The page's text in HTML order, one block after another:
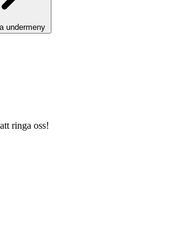
undermeny
ringa oss!